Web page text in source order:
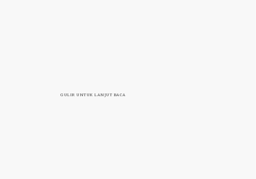
GULIR UNTUK LANJUT BACA